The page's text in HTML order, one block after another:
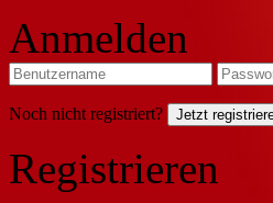
Anmelden
Noch nicht registriert? Jetzt
Registrieren